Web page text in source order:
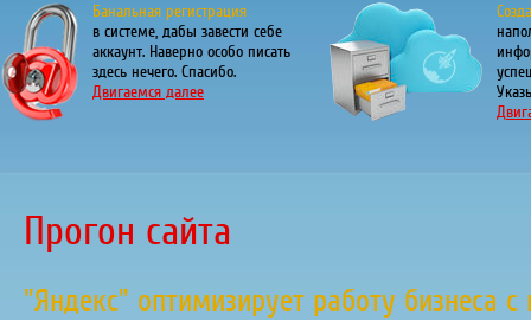
Банальная регистрация
в системе, дабы завести себе
аккаунт. Наверно особо писать
здесь нечего. Спасибо.
Двигаемся далее
Прогон сайта
"Яндекс" оптимизирует работу бизнеса